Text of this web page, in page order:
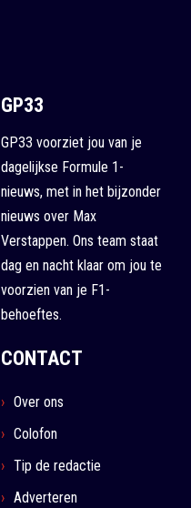
GP33
GP33 voorziet jou van je
dagelijkse Formule 1-
nieuws, met in het bijzonder
nieuws over Max
Verstappen. Ons team staat
dag en nacht klaar om jou te
voorzien van je F1-
behoeftes.
CONTACT
Over ons
Colofon
Tip de redactie
Adverteren